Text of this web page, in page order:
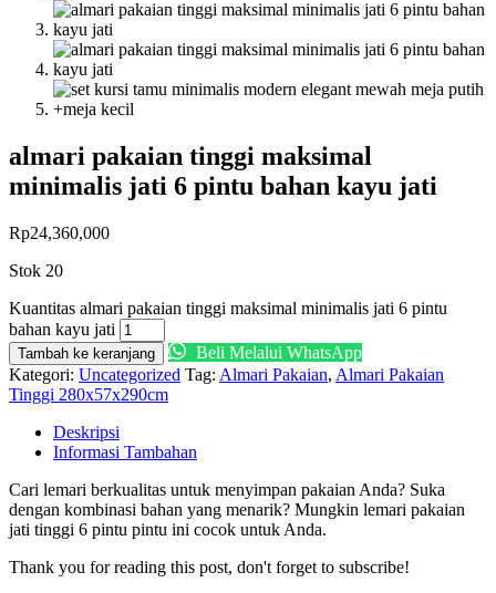
almari pakaian tinggi maksimal
minimalis jati 6 pintu bahan kayu jati
Rp24,360,000
Stok 20
Kuantitas almari pakaian tinggi maksimal minimalis jati 6 pintu
bahan kayu jati
Tambah ke keranjang
Beli Melalui WhatsApp
Kategori: Uncategorized Tag: Almari Pakaian, Almari Pakaian
Tinggi 280x57x290cm
Deskripsi
Informasi Tambahan
Cari lemari berkualitas untuk menyimpan pakaian Anda? Suka
dengan kombinasi bahan yang menarik? Mungkin lemari pakaian
jati tinggi 6 pintu pintu ini cocok untuk Anda.
Thank you for reading this post, don't forget to subscribe!